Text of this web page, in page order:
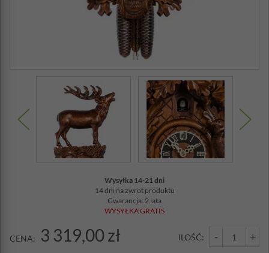
Wysyłka 14-21 dni
14 dni na zwrot produktu
Gwarancja: 2 lata
WYSYŁKA GRATIS
CENA: 3 319,00 zł ILOŚĆ: - +